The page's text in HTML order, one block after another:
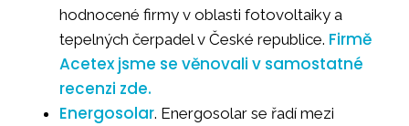
hodnocené firmy v oblasti fotovoltaiky a
tepelných čerpadel v České republice. Firmě
Acetex jsme se věnovali v samostatné
recenzi zde.
Energosolar. Energosolar se řadí mezi